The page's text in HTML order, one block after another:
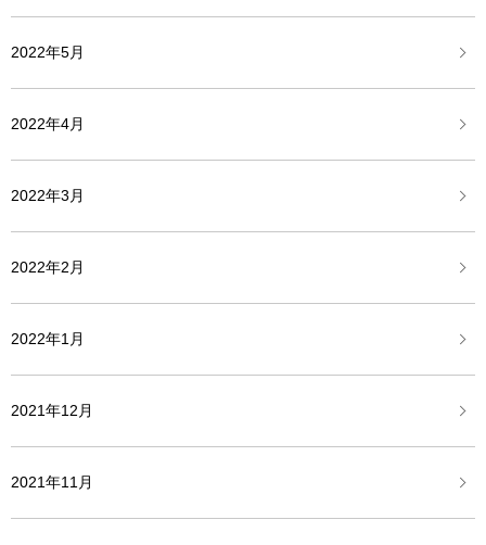
2022年5月
2022年4月
2022年3月
2022年2月
2022年1月
2021年12月
2021年11月